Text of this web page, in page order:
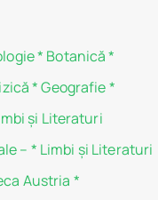
* Botanică *
* Geografie*
și Literaturi
– * Limbi și Literaturi
Austria *